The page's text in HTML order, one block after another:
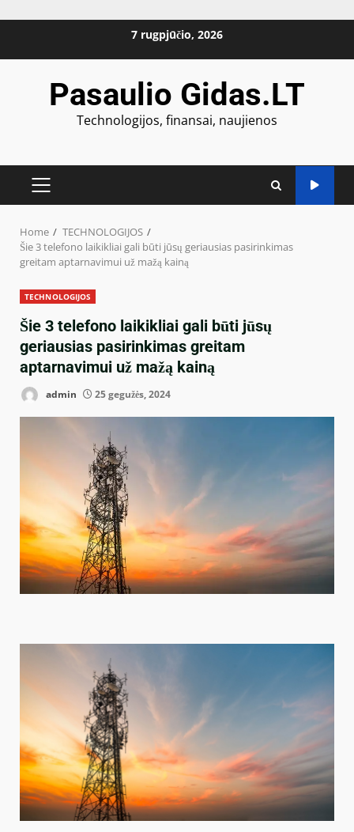
7 rugpjūčio, 2026
Pasaulio Gidas.LT
Technologijos, finansai, naujienos
PRIMARY
Home
TECHNOLOGIJOS
Šie 3 telefono laikikliai gali būti jūsų geriausias pasirinkimas
greitam aptarnavimui už mažą kainą
TECHNOLOGIJOS
Šie 3 telefono laikikliai gali būti jūsų
geriausias pasirinkimas greitam
aptarnavimui už mažą kainą
admin 25 gegužės, 2024